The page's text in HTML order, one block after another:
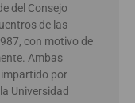
del Consejo
de las
con motivo de
Ambas
por
Universidad